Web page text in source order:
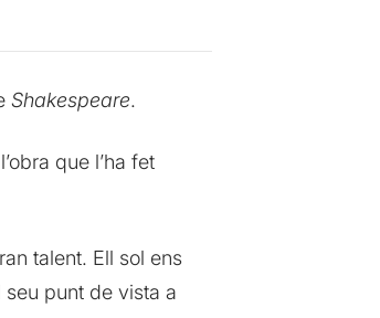
Shakespeare.
que l’ha fet
talent. Ell sol ens
punt de vista a